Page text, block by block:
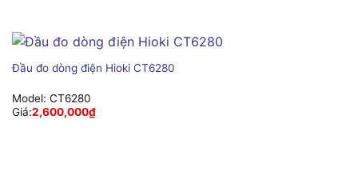
Đầu đo dòng điện Hioki CT6280
Model: CT6280
Giá:2,600,000₫